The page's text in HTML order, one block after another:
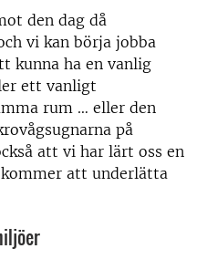
den dag då
vi kan börja jobba
kunna ha en vanlig
ett vanligt
rum … eller den
på
att vi har lärt oss en
att underlätta